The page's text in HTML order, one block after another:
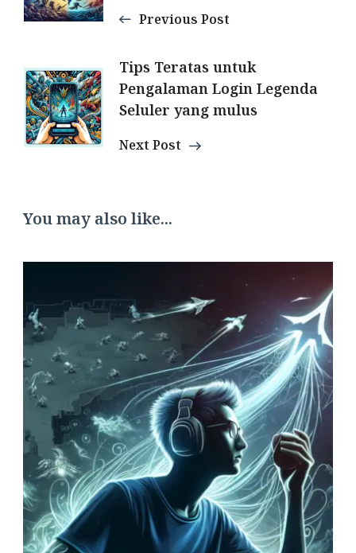
Previous Post
Tips Teratas untuk
Pengalaman Login Legenda
Seluler yang mulus
Next Post
You may also like...